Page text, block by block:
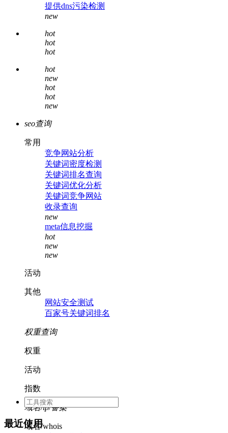
提供dns污染检测
new
hot
hot
hot
hot
new
hot
hot
new
seo查询
常用
竞争网站分析
关键词密度检测
关键词排名查询
关键词优化分析
关键词竞争网站
收录查询
new
meta信息挖掘
hot
new
new
活动
其他
网站安全测试
百家号关键词排名
权重查询
权重
活动
指数
域名/ip/备案
域名/whois
最近使用